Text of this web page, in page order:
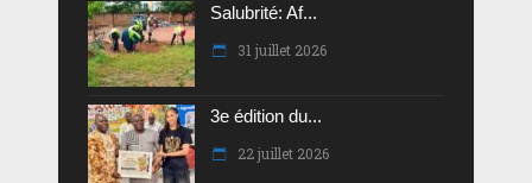
Salubrité: Af...
31 juillet 2026
3e édition du...
22 juillet 2026